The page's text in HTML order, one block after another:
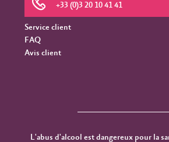
+33 (0)3 20 10 41 41
Service client
FAQ
Avis client
L'abus d'alcool est dangereux pour la